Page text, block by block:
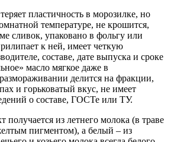
пластичность в морозилке, но
температуре, не крошится,
сливок, упаковано в фольгу или
к ней, имеет четкую
составе, дате выпуска и сроке
масло мягкое даже в
делится на фракции,
и горьковатый вкус, не имеет
о составе, ГОСТе или ТУ.
получается из летнего молока (в траве
пигментом), а белый – из